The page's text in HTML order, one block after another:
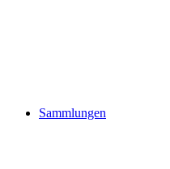
Sammlungen